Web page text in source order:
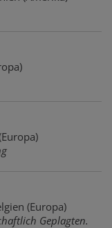
(Europa)
Geplagten.